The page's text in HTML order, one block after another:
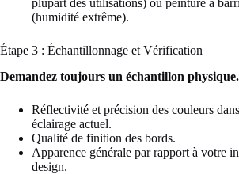
plupart des utilisations) ou peinture à
(humidité extrême).
Étape 3 : Échantillonnage et Vérification
Demandez toujours un échantillon physique.
Réflectivité et précision des couleurs
éclairage actuel.
Qualité de finition des bords.
Apparence générale par rapport à votre
design.